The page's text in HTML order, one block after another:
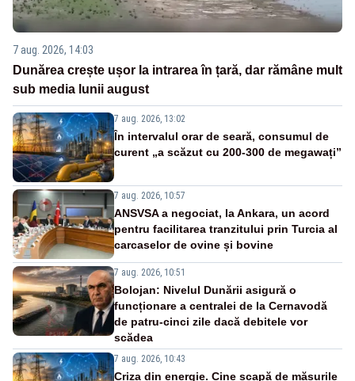
7 aug. 2026, 14:03
Dunărea crește ușor la intrarea în țară, dar rămâne mult
sub media lunii august
7 aug. 2026, 13:02
În intervalul orar de seară, consumul de
curent „a scăzut cu 200-300 de megawați”
7 aug. 2026, 10:57
ANSVSA a negociat, la Ankara, un acord
pentru facilitarea tranzitului prin Turcia al
carcaselor de ovine și bovine
7 aug. 2026, 10:51
Bolojan: Nivelul Dunării asigură o
funcționare a centralei de la Cernavodă
de patru-cinci zile dacă debitele vor
scădea
7 aug. 2026, 10:43
Criza din energie. Cine scapă de măsurile